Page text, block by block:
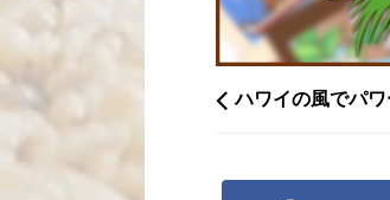
ハワイの風でパ